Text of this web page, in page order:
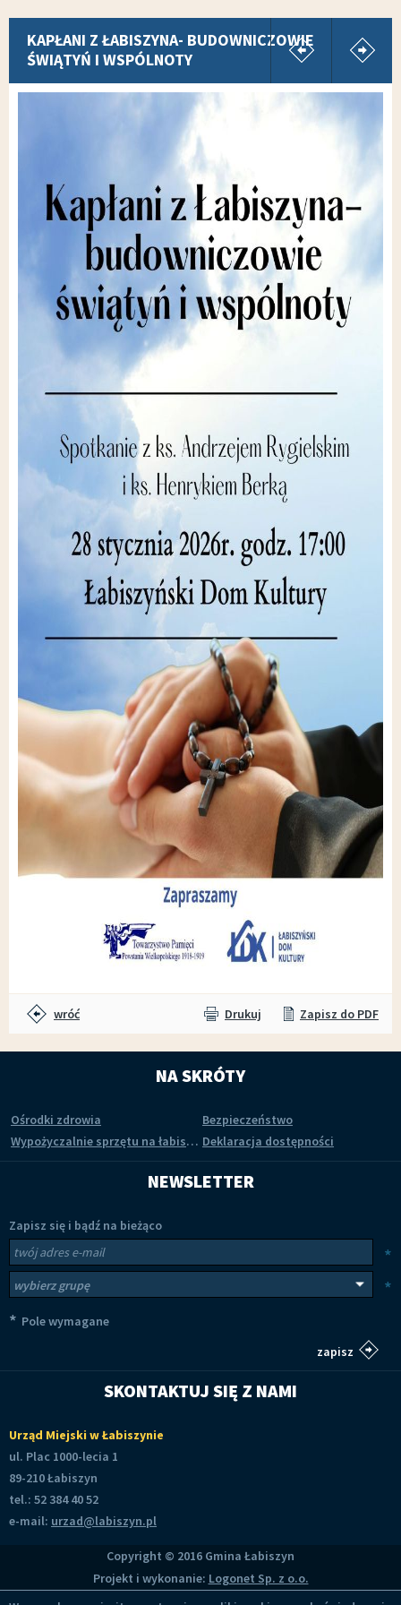
KAPŁANI Z ŁABISZYNA- BUDOWNICZOWIE
ŚWIĄTYŃ I WSPÓLNOTY
wróć Drukuj Zapisz do PDF
NA SKRÓTY
Ośrodki zdrowia
Bezpieczeństwo
Wypożyczalnie sprzętu na łabiszyńskiej wyspie Deklaracja dostępności
NEWSLETTER
Zapisz się i bądź na bieżąco
Newsletter
*
*
* Pole wymagane
SKONTAKTUJ SIĘ Z NAMI
Urząd Miejski w Łabiszynie
ul. Plac 1000-lecia 1
89-210 Łabiszyn
tel.: 52 384 40 52
e-mail: urzad@labiszyn.pl
Copyright © 2016 Gmina Łabiszyn
Projekt i wykonanie: Logonet Sp. z o.o.